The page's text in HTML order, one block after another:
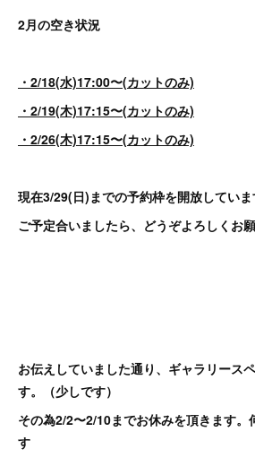
2月の空き状況
・2/18(水)17:00〜(カットのみ)
・2/19(木)17:15〜(カットのみ)
・2/26(木)17:15〜(カットのみ)
現在3/29(日)までの予約枠を開放していま
ご予定合いましたら、どうぞよろしくお
お伝えしていました通り、ギャラリース
す。（少しです）
その為2/2〜2/10までお休みを頂きます。
す